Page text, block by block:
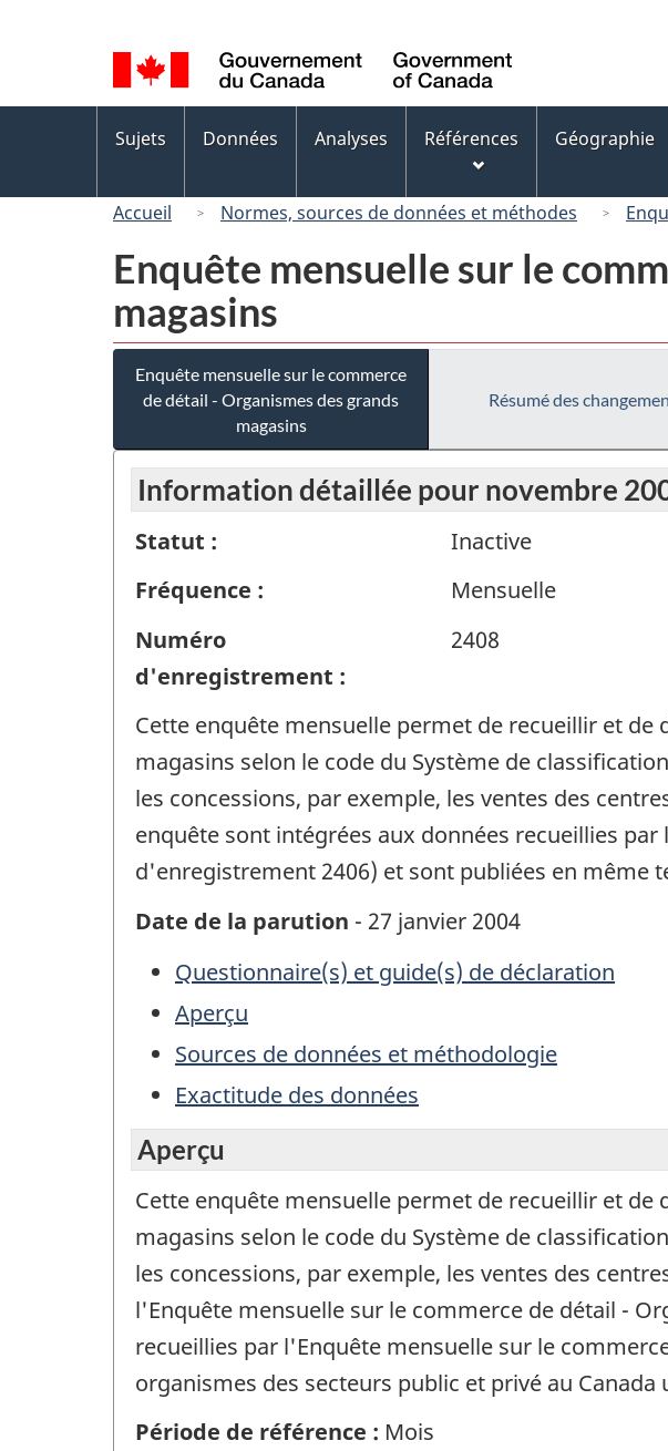
de
la
langue
Canada
des
Sujets Données Analyses Références Géographie
Accueil Normes, sources de données et méthodes
Enquête mensuelle sur le
magasins
Enquête mensuelle sur le commerce
de détail - Organismes des grands
magasins
Résumé des
Information détaillée pour novembre
Statut :
Inactive
Fréquence :
Mensuelle
Numéro
d'enregistrement :
2408
Cette enquête mensuelle permet de recueillir et
magasins selon le code du Système de
les concessions, par exemple, les ventes des
enquête sont intégrées aux données recueillies
d'enregistrement 2406) et sont publiées en même
Date de la parution - 27 janvier 2004
Questionnaire(s) et guide(s) de déclaration
Aperçu
Sources de données et méthodologie
Exactitude des données
Aperçu
Cette enquête mensuelle permet de recueillir et
magasins selon le code du Système de
les concessions, par exemple, les ventes des
l'Enquête mensuelle sur le commerce de détail -
recueillies par l'Enquête mensuelle sur le
organismes des secteurs public et privé au
Période de référence : Mois